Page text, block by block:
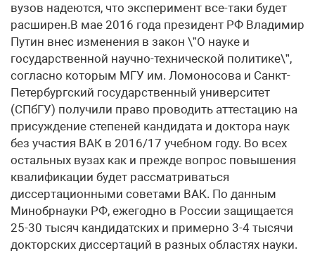
вузов надеются, что эксперимент все-таки будет
расширен.В мае 2016 года президент РФ Владимир
Путин внес изменения в закон \”О науке и
государственной научно-технической политике\”,
согласно которым МГУ им. Ломоносова и Санкт-
Петербургский государственный университет
(СПбГУ) получили право проводить аттестацию на
присуждение степеней кандидата и доктора наук
без участия ВАК в 2016/17 учебном году. Во всех
остальных вузах как и прежде вопрос повышения
квалификации будет рассматриваться
диссертационными советами ВАК. По данным
Минобрнауки РФ, ежегодно в России защищается
25-30 тысяч кандидатских и примерно 3-4 тысячи
докторских диссертаций в разных областях науки.